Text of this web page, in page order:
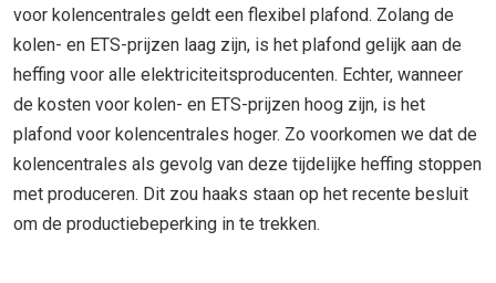
voor kolencentrales geldt een flexibel plafond. Zolang de
kolen- en ETS-prijzen laag zijn, is het plafond gelijk aan de
heffing voor alle elektriciteitsproducenten. Echter, wanneer
de kosten voor kolen- en ETS-prijzen hoog zijn, is het
plafond voor kolencentrales hoger. Zo voorkomen we dat de
kolencentrales als gevolg van deze tijdelijke heffing stoppen
met produceren. Dit zou haaks staan op het recente besluit
om de productiebeperking in te trekken.